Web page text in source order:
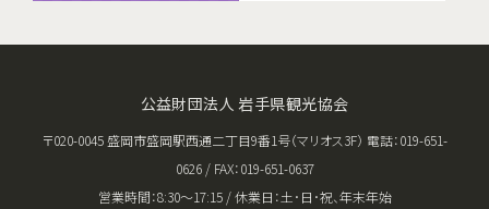
公益財団法人 岩手県観光協会
〒020-0045 盛岡市盛岡駅西通二丁目9番1号（マリオス3F） 電話：019-651-
0626 / FAX：019-651-0637
営業時間：8:30〜17:15 / 休業日：土･日･祝、年末年始